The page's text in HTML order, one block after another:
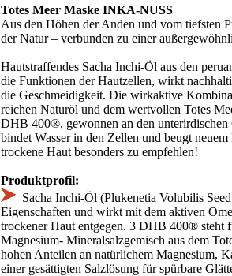
Totes Meer Maske INKA-NUSS
Aus den Höhen der Anden und vom tiefsten
der Natur – verbunden zu einer
Hautstraffendes Sacha Inchi-Öl aus den
die Funktionen der Hautzellen, wirkt
die Geschmeidigkeit. Die wirkaktive
reichen Naturöl und dem wertvollen Totes
DHB 400®, gewonnen an den unterirdischen
bindet Wasser in den Zellen und beugt
trockene Haut besonders zu empfehlen!
Produktprofil:
Sacha Inchi-Öl (Plukenetia Volubilis
Eigenschaften und wirkt mit dem aktiven
trockener Haut entgegen. 3 DHB 400® steht
Magnesium- Mineralsalzgemisch aus dem
hohen Anteilen an natürlichem Magnesium,
einer gesättigten Salzlösung für spürbare